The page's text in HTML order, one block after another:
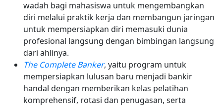
wadah bagi mahasiswa untuk mengembangkan
diri melalui praktik kerja dan membangun jaringan
untuk mempersiapkan diri memasuki dunia
profesional langsung dengan bimbingan langsung
dari ahlinya.
The Complete Banker, yaitu program untuk
mempersiapkan lulusan baru menjadi bankir
handal dengan memberikan kelas pelatihan
komprehensif, rotasi dan penugasan, serta